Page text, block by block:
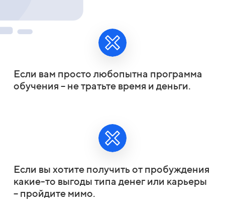
Если вам просто любопытна программа
обучения – не тратьте время и деньги.
Если вы хотите получить от пробуждения
какие-то выгоды типа денег или карьеры
– пройдите мимо.